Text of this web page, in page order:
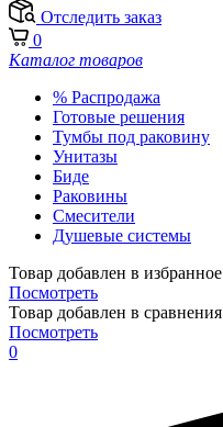
Отследить заказ
0
Каталог товаров
% Распродажа
Готовые решения
Тумбы под раковину
Унитазы
Биде
Раковины
Смесители
Душевые системы
Товар добавлен в избранное
Посмотреть
Товар добавлен в сравнения
Посмотреть
0